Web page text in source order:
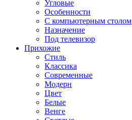
Угловые
Особенности
С компьютерным столом
Назначение
Под телевизор
Прихожие
Стиль
Классика
Современные
Модерн
Цвет
Белые
Венге